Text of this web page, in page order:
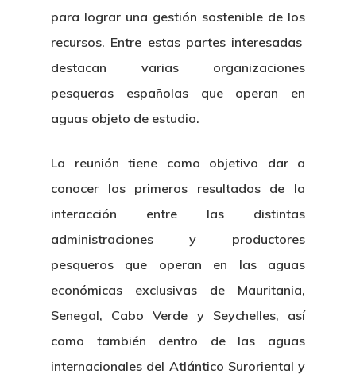
para lograr una gestión sostenible de los
recursos. Entre estas partes interesadas
destacan varias organizaciones
pesqueras españolas que operan en
aguas objeto de estudio.
La reunión tiene como objetivo dar a
conocer los primeros resultados de la
interacción entre las distintas
administraciones y productores
pesqueros que operan en las aguas
económicas exclusivas de Mauritania,
Senegal, Cabo Verde y Seychelles, así
como también dentro de las aguas
internacionales del Atlántico Suroriental y